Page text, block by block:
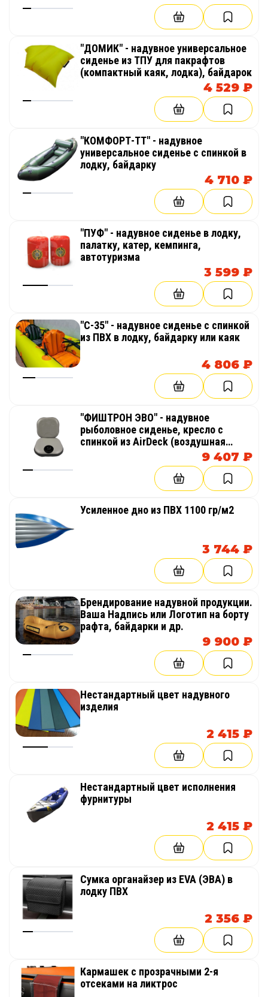
"ДОМИК" - надувное универсальное
сиденье из ТПУ для пакрафтов
(компактный каяк, лодка), байдарок
4 529 ₽
"КОМФОРТ-ТТ" - надувное
универсальное сиденье с спинкой в
лодку, байдарку
4 710 ₽
"ПУФ" - надувное сиденье в лодку,
палатку, катер, кемпинга,
автотуризма
3 599 ₽
"С-35" - надувное сиденье с спинкой
из ПВХ в лодку, байдарку или каяк
4 806 ₽
"ФИШТРОН ЭВО" - надувное
рыболовное сиденье, кресло с
спинкой из AirDeck (воздушная
палуба) в лодку, байдарку, каяк9 407 ₽
Усиленное дно из ПВХ 1100 гр/м2
3 744 ₽
Брендирование надувной продукции.
Ваша Надпись или Логотип на борту
рафта, байдарки и др.
9 900 ₽
Нестандартный цвет надувного
изделия
2 415 ₽
Нестандартный цвет исполнения
фурнитуры
2 415 ₽
Сумка органайзер из EVA (ЭВА) в
лодку ПВХ
2 356 ₽
Кармашек с прозрачными 2-я
отсеками на ликтрос